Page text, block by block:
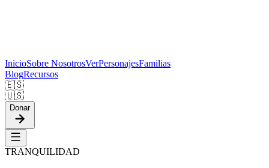
InicioSobre NosotrosVerPersonajesFamilias
BlogRecursos
🇪🇸
🇺🇸
Donar
TRANQUILIDAD